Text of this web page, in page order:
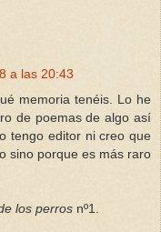
a las 20:43
memoria tenéis. Lo he
de poemas de algo así
tengo editor ni creo que
sino porque es más raro
los perros nº1.